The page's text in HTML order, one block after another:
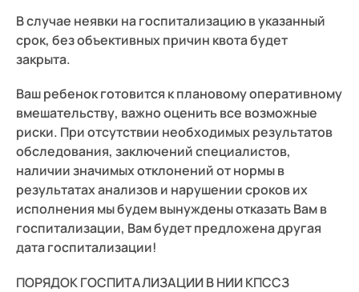
В случае неявки на госпитализацию в указанный
срок, без объективных причин квота будет
закрыта.
Ваш ребенок готовится к плановому оперативному
вмешательству, важно оценить все возможные
риски. При отсутствии необходимых результатов
обследования, заключений специалистов,
наличии значимых отклонений от нормы в
результатах анализов и нарушении сроков их
исполнения мы будем вынуждены отказать Вам в
госпитализации, Вам будет предложена другая
дата госпитализации!
ПОРЯДОК ГОСПИТАЛИЗАЦИИ В НИИ КПССЗ